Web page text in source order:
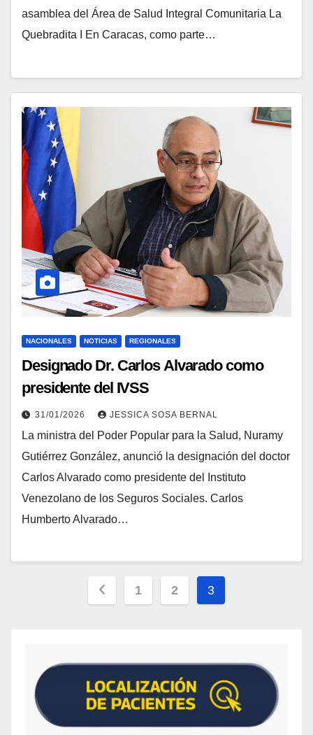
asamblea del Área de Salud Integral Comunitaria La
Quebradita I En Caracas, como parte…
NACIONALES NOTICIAS REGIONALES
Designado Dr. Carlos Alvarado como
presidente del IVSS
31/01/2026 JESSICA SOSA BERNAL
La ministra del Poder Popular para la Salud, Nuramy
Gutiérrez González, anunció la designación del doctor
Carlos Alvarado como presidente del Instituto
Venezolano de los Seguros Sociales. Carlos
Humberto Alvarado…
1 2 3